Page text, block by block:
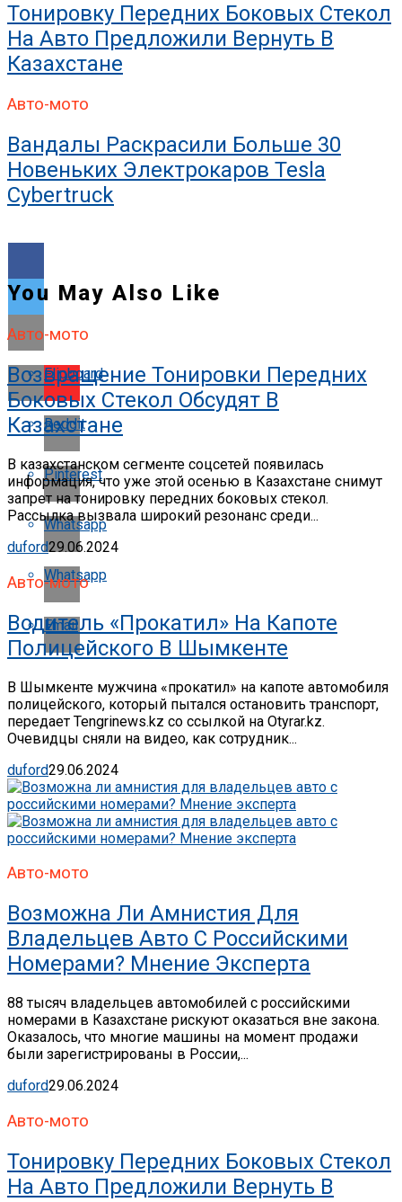
Тонировку Передних Боковых Стекол
На Авто Предложили Вернуть В
Казахстане
Авто-мото
Вандалы Раскрасили Больше 30
Новеньких Электрокаров Tesla
Cybertruck
Flipboard
Reddit
Pinterest
Whatsapp
Whatsapp
Email
You May Also Like
Авто-мото
Возвращение Тонировки Передних
Боковых Стекол Обсудят В
Казахстане
В казахстанском сегменте соцсетей появилась
информация, что уже этой осенью в Казахстане снимут
запрет на тонировку передних боковых стекол.
Рассылка вызвала широкий резонанс среди...
duford29.06.2024
Авто-мото
Водитель «прокатил» На Капоте
Полицейского В Шымкенте
В Шымкенте мужчина «прокатил» на капоте автомобиля
полицейского, который пытался остановить транспорт,
передает Tengrinews.kz со ссылкой на Otyrar.kz.
Очевидцы сняли на видео, как сотрудник...
duford29.06.2024
Авто-мото
Возможна Ли Амнистия Для
Владельцев Авто С Российскими
Номерами? Мнение Эксперта
88 тысяч владельцев автомобилей с российскими
номерами в Казахстане рискуют оказаться вне закона.
Оказалось, что многие машины на момент продажи
были зарегистрированы в России,...
duford29.06.2024
Авто-мото
Тонировку Передних Боковых Стекол
На Авто Предложили Вернуть В